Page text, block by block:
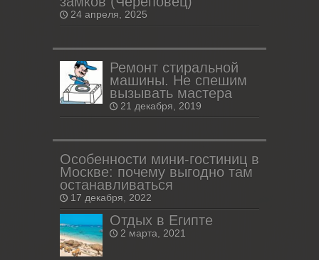
24 апреля, 2025
Ремонт стиральной
машины. Не спешим
вызывать мастера
21 декабря, 2019
Особенности мини-гостиниц в
Москве: почему выгодно там
останавливаться
17 декабря, 2022
Отдых в Египте
2 марта, 2021